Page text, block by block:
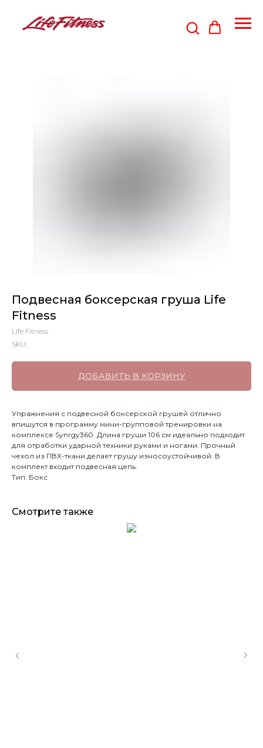
Подвесная боксерская груша Life
Fitness
Life Fitness
SKU:
ДОБАВИТЬ В КОРЗИНУ
Упражнения с подвесной боксерской грушей отлично
впишутся в программу мини-групповой тренировки на
комплексе Synrgy360. Длина груши 106 см идеально подходит
для отработки ударной техники руками и ногами. Прочный
чехол из ПВХ-ткани делает грушу износоустойчивой. В
комплект входит подвесная цепь.
Тип: Бокс
Смотрите также